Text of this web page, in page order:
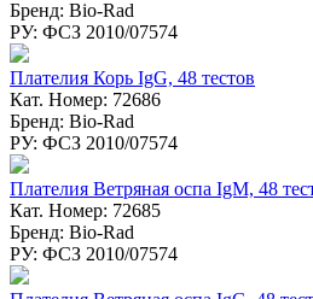
Бренд: Bio-Rad
РУ: ФСЗ 2010/07574
Плателия Корь IgG, 48 тестов
Кат. Номер: 72686
Бренд: Bio-Rad
РУ: ФСЗ 2010/07574
Плателия Ветряная оспа IgM, 48
Кат. Номер: 72685
Бренд: Bio-Rad
РУ: ФСЗ 2010/07574